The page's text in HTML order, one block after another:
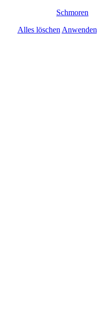
Schmoren
Alles löschen Anwenden